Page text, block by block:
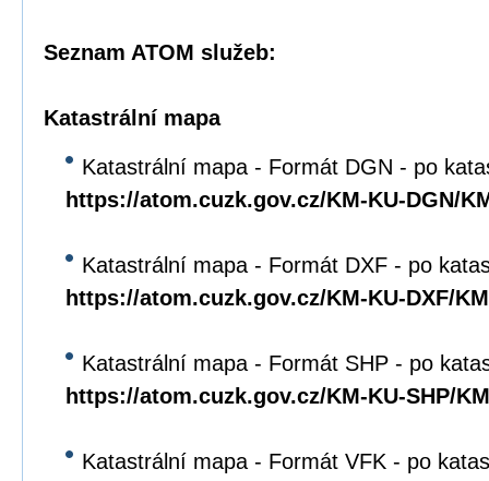
Seznam ATOM služeb:
Katastrální mapa
Katastrální mapa - Formát DGN - po
https://atom.cuzk.gov.cz/KM-KU-DGN/
Katastrální mapa - Formát DXF - po
https://atom.cuzk.gov.cz/KM-KU-DXF/
Katastrální mapa - Formát SHP - po
https://atom.cuzk.gov.cz/KM-KU-SHP/
Katastrální mapa - Formát VFK - po